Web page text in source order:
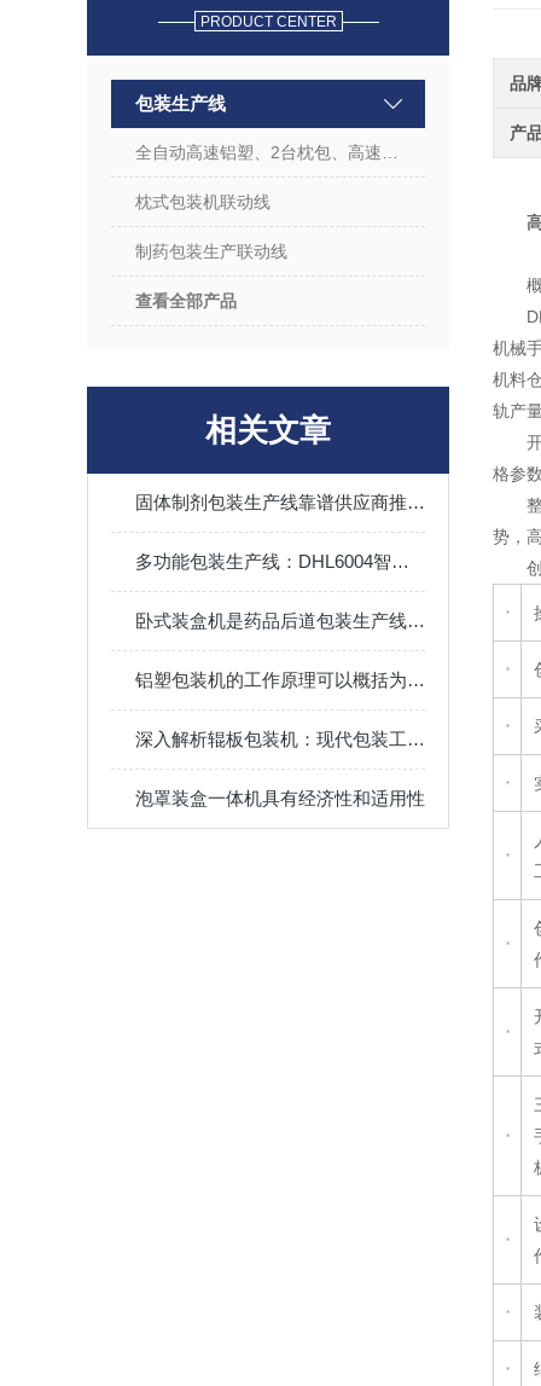
PRODUCT CENTER
包装生产线
枕式包装机联动线
制药包装生产联动线
查看全部产品
相关文章
固体制剂包装生产线靠谱供应商推荐：浙江希望机械的全流程服务体系
多功能包装生产线：DHL6004智能全伺服高速泡罩装盒一体机
卧式装盒机是药品后道包装生产线的主要设备
铝塑包装机的工作原理可以概括为以下几个步骤
深入解析辊板包装机：现代包装工业的高效“多面手”
泡罩装盒一体机具有经济性和适用性
品
产
机械
机料
轨产
格参
势，